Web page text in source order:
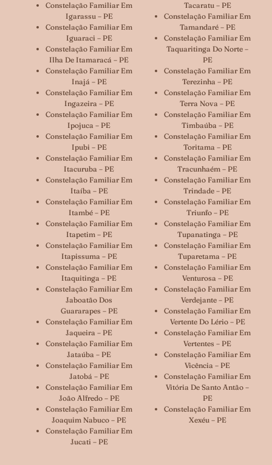
Constelação Familiar Em
Igarassu – PE
Constelação Familiar Em
Iguaraci – PE
Constelação Familiar Em
Ilha De Itamaracá – PE
Constelação Familiar Em
Inajá – PE
Constelação Familiar Em
Ingazeira – PE
Constelação Familiar Em
Ipojuca – PE
Constelação Familiar Em
Ipubi – PE
Constelação Familiar Em
Itacuruba – PE
Constelação Familiar Em
Itaíba – PE
Constelação Familiar Em
Itambé – PE
Constelação Familiar Em
Itapetim – PE
Constelação Familiar Em
Itapissuma – PE
Constelação Familiar Em
Itaquitinga – PE
Constelação Familiar Em
Jaboatão Dos
Guararapes – PE
Constelação Familiar Em
Jaqueira – PE
Constelação Familiar Em
Jataúba – PE
Constelação Familiar Em
Jatobá – PE
Constelação Familiar Em
João Alfredo – PE
Constelação Familiar Em
Joaquim Nabuco – PE
Constelação Familiar Em
Jucati – PE
Tacaratu – PE
Constelação Familiar Em
Tamandaré – PE
Constelação Familiar Em
Taquaritinga Do Norte –
PE
Constelação Familiar Em
Terezinha – PE
Constelação Familiar Em
Terra Nova – PE
Constelação Familiar Em
Timbaúba – PE
Constelação Familiar Em
Toritama – PE
Constelação Familiar Em
Tracunhaém – PE
Constelação Familiar Em
Trindade – PE
Constelação Familiar Em
Triunfo – PE
Constelação Familiar Em
Tupanatinga – PE
Constelação Familiar Em
Tuparetama – PE
Constelação Familiar Em
Venturosa – PE
Constelação Familiar Em
Verdejante – PE
Constelação Familiar Em
Vertente Do Lério – PE
Constelação Familiar Em
Vertentes – PE
Constelação Familiar Em
Vicência – PE
Constelação Familiar Em
Vitória De Santo Antão –
PE
Constelação Familiar Em
Xexéu – PE